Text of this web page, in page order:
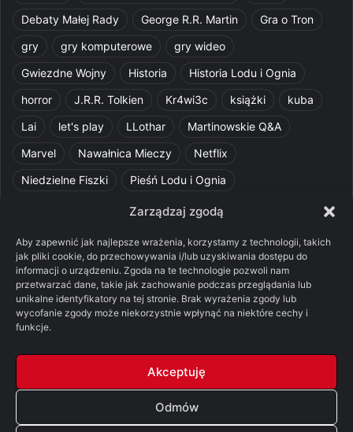
Zarządzaj zgodą
Aby zapewnić jak najlepsze wrażenia, korzystamy z technologii, takich
jak pliki cookie, do przechowywania i/lub uzyskiwania dostępu do
informacji o urządzeniu. Zgoda na te technologie pozwoli nam
przetwarzać dane, takie jak zachowanie podczas przeglądania lub
unikalne identyfikatory na tej stronie. Brak wyrażenia zgody lub
wycofanie zgody może niekorzystnie wpłynąć na niektóre cechy i
funkcje.
Akceptuję
Odmów
Debaty Małej Rady
George R.R. Martin
Gra o Tron
gry
gry komputerowe
gry wideo
Gwiezdne Wojny
Historia
Historia Lodu i Ognia
horror
J.R.R. Tolkien Kr4wi3c książki
kuba
Lai
let's play LLothar
Martinowskie Q&A
Marvel
Nawałnica Mieczy
Netflix
Niedzielne Fiszki
Pieśń Lodu i Ognia
Pquelim
Pytania do maesterów
recenzja książki
Ród Smoka Silmarillion
SithFrog
Starcie Królów
Star Wars
Szalone Teorie
Tolkienowskie Q&A
Voo
Wieści z Cytadeli
© Copyright 2026, All Rights Reserved | FSGK.PL